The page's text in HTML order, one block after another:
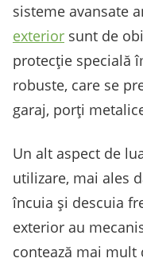
sisteme avansate
exterior sunt de
protecție specială
robuste, care se
garaj, porți
Un alt aspect de
utilizare, mai ales
încuia și descuia
exterior au
contează mai mult